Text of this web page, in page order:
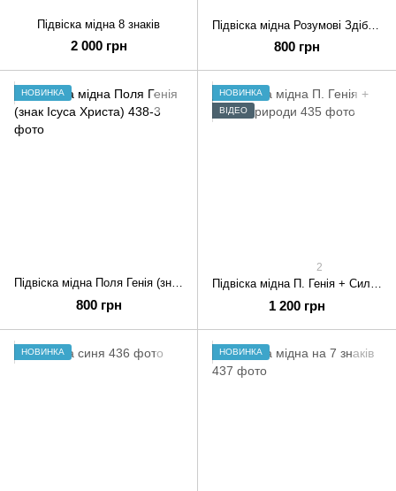
Підвіска мідна 8 знаків
2 000 грн 800 грн
НОВИНКА
Підвіска мідна Поля Генія (знак Ісуса Христа)
800 грн
НОВИНКА
ВІДЕО
2
Підвіска мідна П. Генія + Сила Природи
1 200 грн
НОВИНКА НОВИНКА